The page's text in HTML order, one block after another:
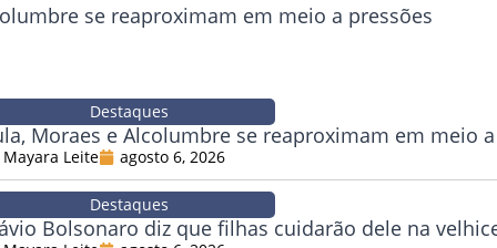
se reaproximam em meio a pressões
Destaques
Moraes e Alcolumbre se reaproximam em meio
Mayara Leite agosto 6, 2026
Destaques
Bolsonaro diz que filhas cuidarão dele na